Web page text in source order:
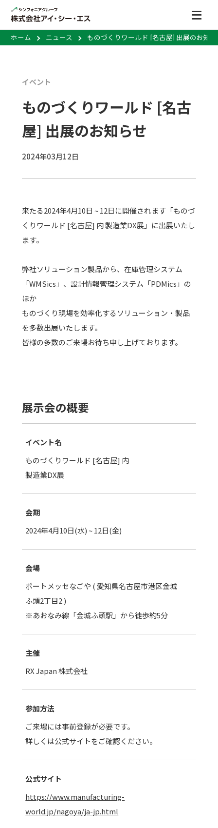
ホーム ニュース ものづくりワールド [名古屋] 出展のお知
イベント
ものづくりワールド [名古
屋] 出展のお知らせ
2024年03月12日
来たる2024年4月10日 ~ 12日に開催されます「ものづ
くりワールド [名古屋] 内 製造業DX展」に出展いたし
ます。
弊社ソリューション製品から、在庫管理システム
「WMSics」、設計情報管理システム「PDMics」の
ほか
ものづくり現場を効率化するソリューション・製品
を多数出展いたします。
皆様の多数のご来場お待ち申し上げております。
展示会の概要
イベント名
ものづくりワールド [名古屋] 内
製造業DX展
会期
2024年4月10日(水) ~ 12日(金)
会場
ポートメッセなごや ( 愛知県名古屋市港区金城
ふ頭2丁目2 )
※あおなみ線「金城ふ頭駅」から徒歩約5分
主催
RX Japan 株式会社
参加方法
ご来場には事前登録が必要です。
詳しくは公式サイトをご確認ください。
公式サイト
https://www.manufacturing-
world.jp/nagoya/ja-jp.html